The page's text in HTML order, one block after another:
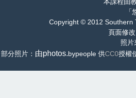
Copyright © 2012 Southern
頁面修
照片
部分照片： 由photos.bypeople 供CC0授權